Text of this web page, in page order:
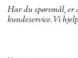
Har du spørsmål,
kundeservice. Vi